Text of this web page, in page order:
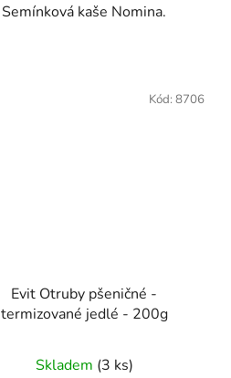
Semínková kaše Nomina.
Evit Otruby pšeničné -
termizované jedlé - 200g
Skladem (3 ks)
Kód: 8706